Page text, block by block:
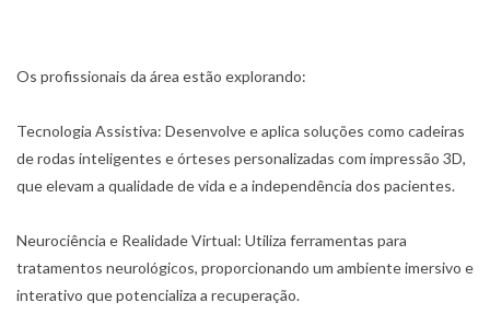
Os profissionais da área estão explorando:
Tecnologia Assistiva: Desenvolve e aplica soluções como cadeiras
de rodas inteligentes e órteses personalizadas com impressão 3D,
que elevam a qualidade de vida e a independência dos pacientes.
Neurociência e Realidade Virtual: Utiliza ferramentas para
tratamentos neurológicos, proporcionando um ambiente imersivo e
interativo que potencializa a recuperação.